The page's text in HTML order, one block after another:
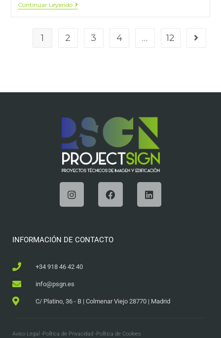
Continuar Leyendo
1 2 3 4 … 12
INFORMACIÓN DE CONTACTO
+34 918 46 42 40
info@psgn.es
C/ Platino, 36 - B | Colmenar Viejo 28770 | Madrid
Aviso Legal -Política de Privacidad -Política de Cookies